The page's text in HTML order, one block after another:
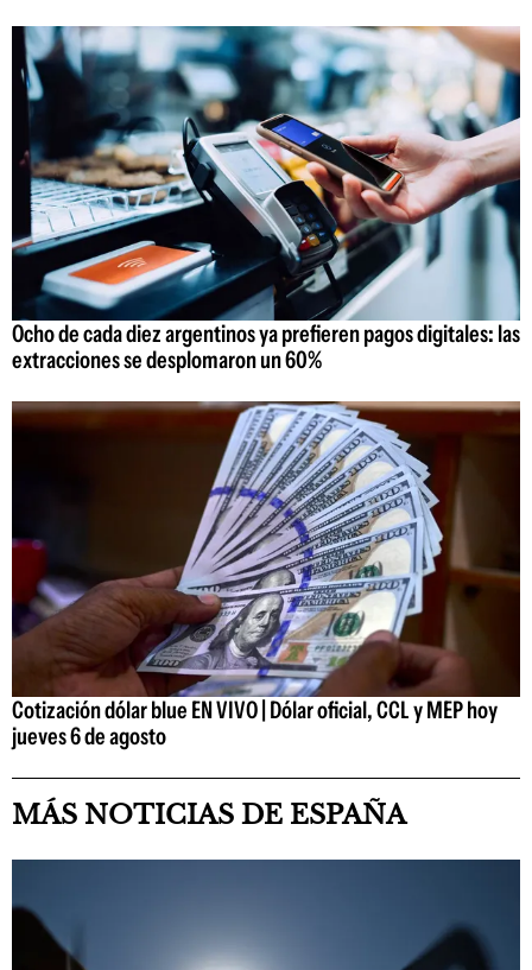
Ocho de cada diez argentinos ya prefieren pagos digitales: las
extracciones se desplomaron un 60%
Cotización dólar blue EN VIVO | Dólar oficial, CCL y MEP hoy
jueves 6 de agosto
MÁS NOTICIAS DE ESPAÑA